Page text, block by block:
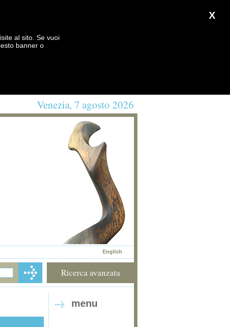
X
al sito. Se vuoi
banner o
Venezia, 7 agosto 2026
English
Ricerca avanzata
menu